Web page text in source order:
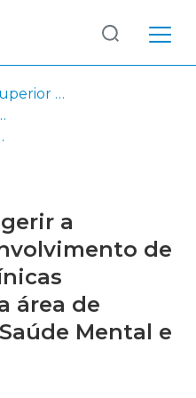
ESEP - Escola Superior de Enfermagem - Universidade do Porto
de Mestrado
de Saúde Mental e Psiquiátrica
a
de
área de
Mental e